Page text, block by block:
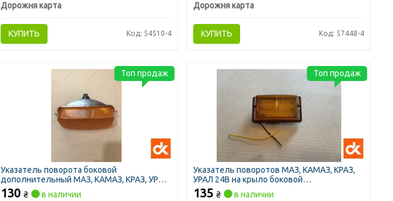
Дорожня карта
КУПИТЬ Код: 54510-4
Дорожня карта
КУПИТЬ Код: 57448-4
Указатель поворота боковой
дополнительный МАЗ, КАМАЗ, КРАЗ, УРАЛ
24В желтый фонарь (ДК)
130₴
в наличии
Топ продаж
Указатель поворотов МАЗ, КАМАЗ, КРАЗ,
УРАЛ 24В на крыло боковой
дополнительный желтый (ДК)
135₴
в наличии
Топ продаж